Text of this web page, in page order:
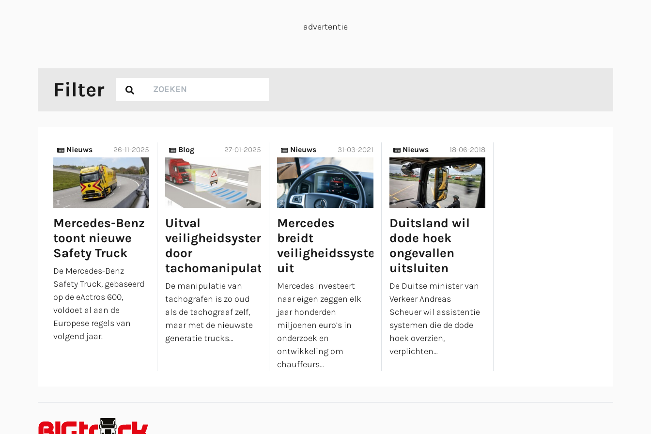
advertentie
Filter
Nieuws 26-11-2025
Mercedes-Benz
toont nieuwe
Safety Truck
De Mercedes-Benz
Safety Truck, gebaseerd
op de eActros 600,
voldoet al aan de
Europese regels van
volgend jaar.
Blog 27-01-2025
Uitval
veiligheidsystemen
door
tachomanipulatie
De manipulatie van
tachografen is zo oud
als de tachograaf zelf,
maar met de nieuwste
generatie trucks…
Nieuws 31-03-2021
Mercedes
breidt
veiligheidssystemen
uit
Mercedes investeert
naar eigen zeggen elk
jaar honderden
miljoenen euro’s in
onderzoek en
ontwikkeling om
chauffeurs…
Nieuws 18-06-2018
Duitsland wil
dode hoek
ongevallen
uitsluiten
De Duitse minister van
Verkeer Andreas
Scheuer wil assistentie
systemen die de dode
hoek overzien,
verplichten…